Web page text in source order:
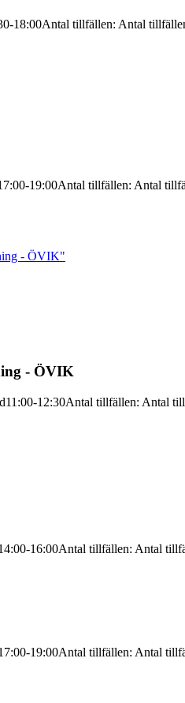
18:00Antal tillfällen: Antal
19:00Antal tillfällen: Antal
- ÖVIK"
- ÖVIK
11:00-12:30Antal tillfällen: Antal
16:00Antal tillfällen: Antal
19:00Antal tillfällen: Antal